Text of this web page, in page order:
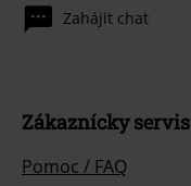
Zahájit chat
Zákaznícky servis
Pomoc / FAQ